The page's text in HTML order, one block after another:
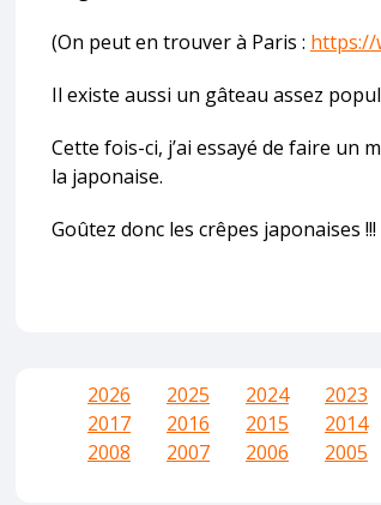
(On peut en trouver à Paris : https://
Il existe aussi un gâteau assez
Cette fois-ci, j’ai essayé de faire un
la japonaise.
Goûtez donc les crêpes japonaises !!!
2026 2025 2024 2023
2017
2016 2015 2014
2008
2007 2006 2005